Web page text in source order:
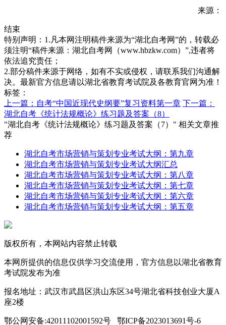
来源：
结束
特别声明：1.凡本网注明稿件来源为“湖北自考网”的，转载必
须注明“稿件来源：湖北自考网（www.hbzkw.com）”,违者将
依法追究责任；
2.部分稿件来源于网络，如有不实或侵权，请联系我们沟通解
决。最新官方信息请以湖北省教育考试院及各教育官网为准！
标签：
上一篇：自考“中国近现代史纲要”复习资料第一章 下一篇：
湖北自考《统计法规概论》练习题及答案（8）
"湖北自考《统计法规概论》练习题及答案（7）" 相关文章推
荐
湖北自考市场营销与策划专业考试大纲：第九章
湖北自考市场营销与策划专业考试大纲汇总
湖北自考市场营销与策划专业考试大纲：第八章
湖北自考市场营销与策划专业考试大纲：第七章
湖北自考市场营销与策划专业考试大纲：第六章
湖北自考市场营销与策划专业考试大纲：第五章
版权所有，本网站内容禁止转载
本网所提供的信息仅供学习交流使用，官方信息以湖北省教育
考试院发布为准
报名地址：武汉市武昌区洪山东区34号湖北省科技创业大厦A
座2楼
鄂公网安备:42011102001592号 鄂ICP备2023013691号-6